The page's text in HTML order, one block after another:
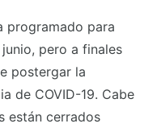
programado para
pero a finales
postergar la
de COVID-19. Cabe
están cerrados